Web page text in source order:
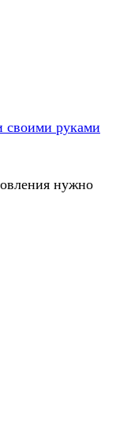
своими руками
нужно